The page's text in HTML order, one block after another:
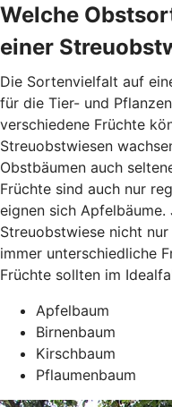
Welche
einer
Die Sortenvielfalt auf
für die Tier- und
verschiedene Früchte
Streuobstwiesen
Obstbäumen auch
Früchte sind auch nur
eignen sich
Streuobstwiese nicht
immer unterschiedliche
Früchte sollten im
Apfelbaum
Birnenbaum
Kirschbaum
Pflaumenbaum